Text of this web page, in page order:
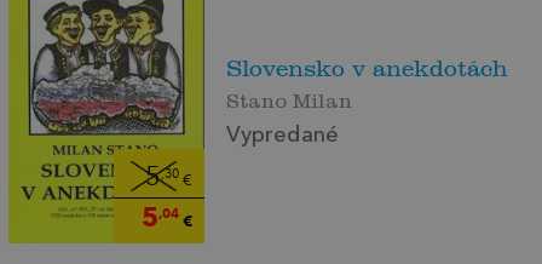
5,30€
5,04€
Slovensko v anekdotách
Stano Milan
Vypredané